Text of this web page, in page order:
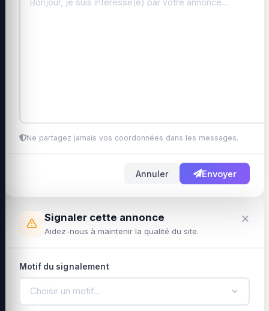
Ne partagez jamais vos coordonnées dans les messages.
Annuler Envoyer
Signaler cette annonce
Aidez-nous à maintenir la qualité du site.
×
Motif du signalement
Choisir un motif…